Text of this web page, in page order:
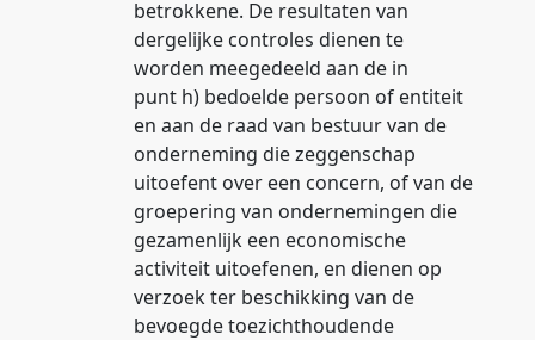
betrokkene. De resultaten van
dergelijke controles dienen te
worden meegedeeld aan de in
punt h) bedoelde persoon of entiteit
en aan de raad van bestuur van de
onderneming die zeggenschap
uitoefent over een concern, of van de
groepering van ondernemingen die
gezamenlijk een economische
activiteit uitoefenen, en dienen op
verzoek ter beschikking van de
bevoegde toezichthoudende